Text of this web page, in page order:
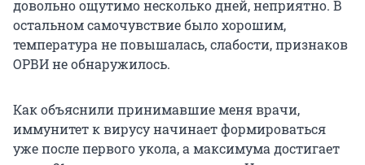
довольно ощутимо несколько дней, неприятно. В
остальном самочувствие было хорошим,
температура не повышалась, слабости, признаков
ОРВИ не обнаружилось.
Как объяснили принимавшие меня врачи,
иммунитет к вирусу начинает формироваться
уже после первого укола, а максимума достигает